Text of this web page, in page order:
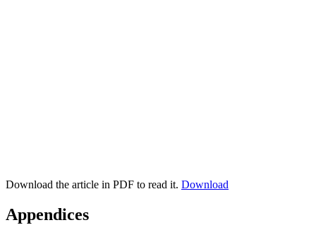
Download the article in PDF to read it. Download
Appendices